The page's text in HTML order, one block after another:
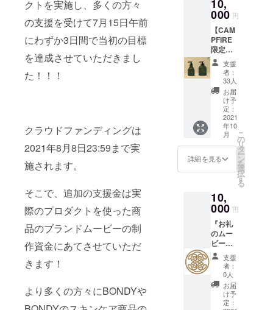
クトを実施し、多くの方々
の支援を受けて7月15日午前
にわずか3日間で当初の目標
を達成させていただきまし
た！！！
クラウドファンディングは
2021年8月8日23:59まで実
施されます。
そこで、追加の支援金は実
際のプロダクトを使った商
品のブランドムービーの制
作資金にあてさせていただ
きます！
より多くの方々にBONDYや
ださ
い。
援時に
必ず備
考欄に
ご希望
のお名
前をご
記入く
ださ
い。記
入がな
い場合
CAMPF
IREにて
使用さ
れてい
るハン
させて
頂きま
すので
ご了承
くださ
い。ま
た、特
定の人
物を比
喩する
お名前
や公序
ず備考
欄にご
希望の
お名前
をご記
入くだ
さい。
記入が
ない場
合は
CAMPF
IREにて
使用さ
れてい
るハン
ドル
頂きま
すので
ご了承
くださ
い。ま
た、特
定の人
物を比
喩する
お名前
や公序
良俗に
10,
000 円
【CAM
PFIRE
限定
BONDY
BOX】
BONDY
ギフト
ボック
ス ＋
BONDY
泡オー
ルイン
ワン
ソープ
＋
BONDY
クリー
ム ＋
BONDY
×SALO
N VIP
ロゴ刻
印ヘア
ブラシ
セット
支援時
に必ず
備考欄
支援
者：
33人
お届
け予
定：
2021
年10
月
詳細を見る
こ
の
リ
タ
ー
ン
を
選
択
す
る
10,
000 円
『お礼
のムー
ビーを
お届け
しま
す！』
ただ、
BONDY
を応援
支援
者：
0人
お届
け予
定：